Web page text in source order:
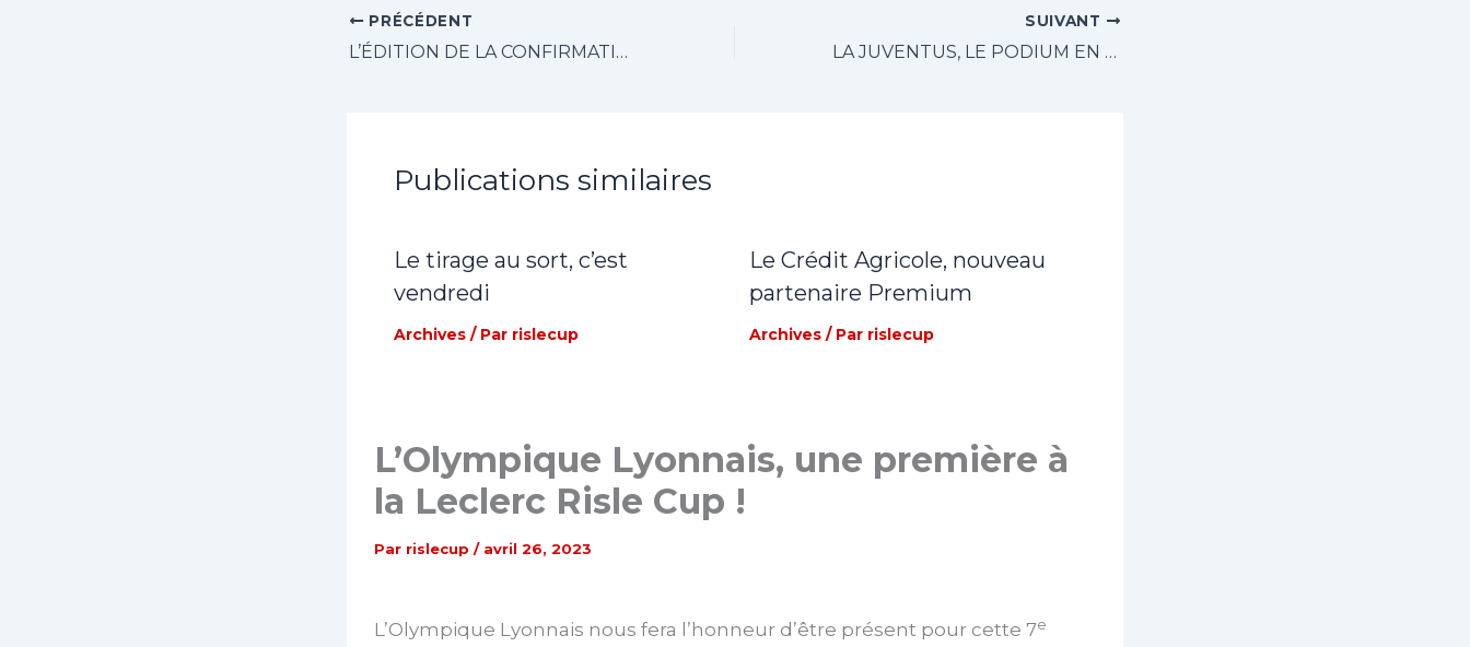
PRÉCÉDENT
L’ÉDITION DE LA CONFIRMATION POUR LES SANGS ET OR ?
SUIVANT
LA JUVENTUS, LE PODIUM EN TÊTE !
Publications similaires
Le tirage au sort, c’est
vendredi
Archives/ Par rislecup
Le Crédit Agricole, nouveau
partenaire Premium
Archives/ Par rislecup
L’Olympique Lyonnais, une première à
la Leclerc Risle Cup !
Par rislecup / avril 26, 2023
L’Olympique Lyonnais nous fera l’honneur d’être présent pour cette 7e